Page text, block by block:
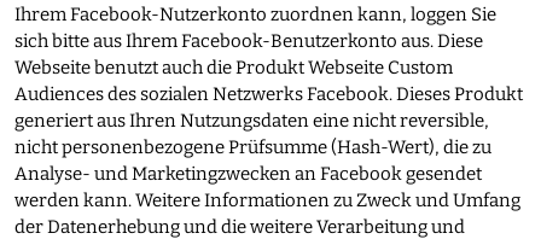
Ihrem Facebook-Nutzerkonto zuordnen kann, loggen Sie
sich bitte aus Ihrem Facebook-Benutzerkonto aus. Diese
Webseite benutzt auch die Produkt Webseite Custom
Audiences des sozialen Netzwerks Facebook. Dieses Produkt
generiert aus Ihren Nutzungsdaten eine nicht reversible,
nicht personenbezogene Prüfsumme (Hash-Wert), die zu
Analyse- und Marketingzwecken an Facebook gesendet
werden kann. Weitere Informationen zu Zweck und Umfang
der Datenerhebung und die weitere Verarbeitung und